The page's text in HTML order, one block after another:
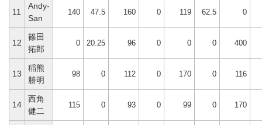
11
Andy-
San
140 47.5 160 0 119 62.5 0
12
篠田
拓郎
0 20.25 96 0 0 0 400
13
稲熊
勝明
98 0 112 0 170 0 116
14
西角
健二
115 0 93 0 99 0 170